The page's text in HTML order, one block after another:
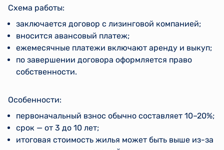
Схема работы:
заключается договор с лизинговой компанией;
вносится авансовый платеж;
ежемесячные платежи включают аренду и выкуп;
по завершении договора оформляется право
собственности.
Особенности:
первоначальный взнос обычно составляет 10–20%;
срок — от 3 до 10 лет;
итоговая стоимость жилья может быть выше из-за